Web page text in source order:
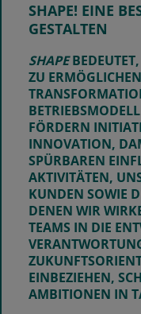
SHAPE! EINE
GESTALTEN
SHAPE
ZU
FÖRDERN
INNOVATION,
SPÜRBAREN
AKTIVITÄTEN,
KUNDEN SOWIE
DENEN WIR
TEAMS IN DIE
EINBEZIEHEN,
AMBITIONEN IN